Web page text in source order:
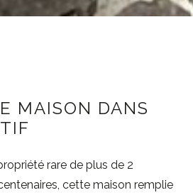
MAISON DANS
rare de plus de 2
cette maison remplie